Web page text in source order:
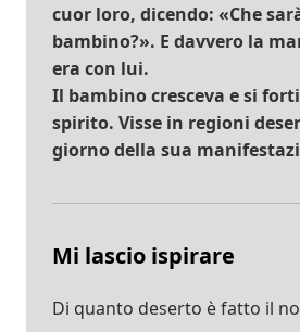
cuor loro, dicendo: «Che
bambino?». E davvero la
era con lui.
Il bambino cresceva e si
spirito. Visse in regioni
giorno della sua
Mi lascio ispirare
Di quanto deserto è fatto il